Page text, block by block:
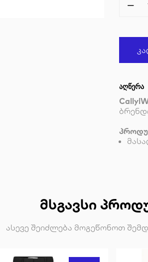
ᲐᲦᲬᲔᲠᲐ
ᲛᲡᲒᲐᲕᲡᲘ
ასევე შეიძლება მოგეწონოთ